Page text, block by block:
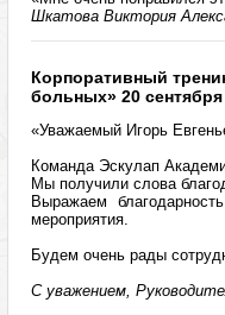
Шкатова Виктория
Корпоративный
больных» 20 сентября
«Уважаемый Игорь
Команда Эскулап
Мы получили слова
Выражаем
мероприятия.
Будем очень рады
С уважением,